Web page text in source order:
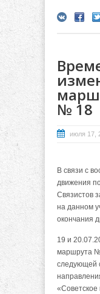
№ 18
июля 17,
В связи с
движения
Связистов
на данном
окончания
19 и
маршрута №
следующей
«Советское